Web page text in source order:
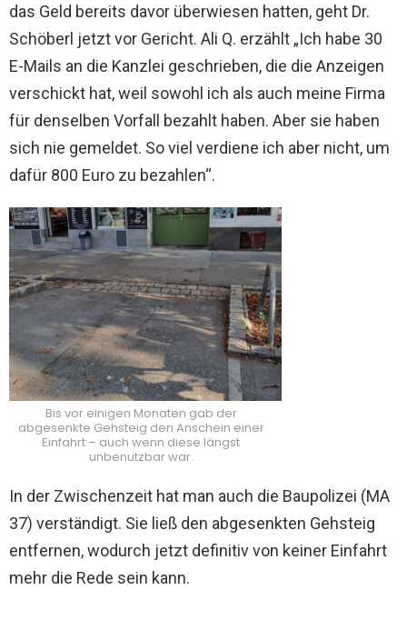
das Geld bereits davor überwiesen hatten, geht Dr.
Schöberl jetzt vor Gericht. Ali Q. erzählt „Ich habe 30
E-Mails an die Kanzlei geschrieben, die die Anzeigen
verschickt hat, weil sowohl ich als auch meine Firma
für denselben Vorfall bezahlt haben. Aber sie haben
sich nie gemeldet. So viel verdiene ich aber nicht, um
dafür 800 Euro zu bezahlen“.
Bis vor einigen Monaten gab der
abgesenkte Gehsteig den Anschein einer
Einfahrt – auch wenn diese längst
unbenutzbar war.
In der Zwischenzeit hat man auch die Baupolizei (MA
37) verständigt. Sie ließ den abgesenkten Gehsteig
entfernen, wodurch jetzt definitiv von keiner Einfahrt
mehr die Rede sein kann.